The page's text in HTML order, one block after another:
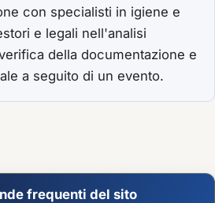
con specialisti in igiene e
e legali nell'analisi
della documentazione e
a seguito di un evento.
frequenti del sito